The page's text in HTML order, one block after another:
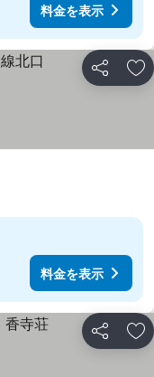
料金を表示
シェア お
料金を表示
シェア お